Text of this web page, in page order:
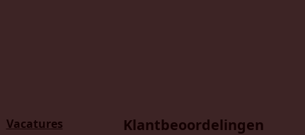
Vacatures Klantbeoordelingen